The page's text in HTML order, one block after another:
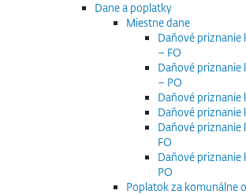
Dane a poplatky
Miestne dane
Daňové
– FO
Daňové
– PO
Daňové priznanie
Daňové priznanie
Daňové priznanie
FO
Daňové priznanie
PO
Poplatok za komunálne